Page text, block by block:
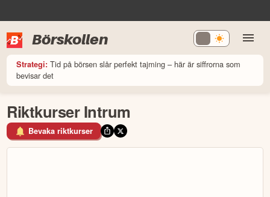
Börskollen
Strategi: Tid på börsen slår perfekt tajming – här är siffrorna som
bevisar det
Riktkurser Intrum
Bevaka riktkurser